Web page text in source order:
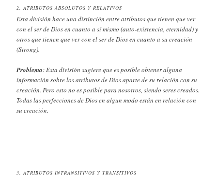
2. ATRIBUTOS ABSOLUTOS Y RELATIVOS
Esta división hace una distinción entre atributos que tienen que ver
con el ser de Dios en cuanto a sí mismo (auto-existencia, eternidad) y
otros que tienen que ver con el ser de Dios en cuanto a su creación
(Strong).
Problema: Esta división sugiere que es posible obtener alguna
información sobre los atributos de Dios aparte de su relación con su
creación. Pero esto no es posible para nosotros, siendo seres creados.
Todas las perfecciones de Dios en algun modo están en relación con
su creación.
3. ATRIBUTOS INTRANSITIVOS Y TRANSITIVOS